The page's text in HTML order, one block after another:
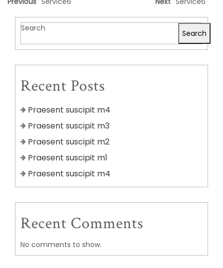
Search
Search
Recent Posts
Praesent suscipit m4
Praesent suscipit m3
Praesent suscipit m2
Praesent suscipit m1
Praesent suscipit m4
Recent Comments
No comments to show.